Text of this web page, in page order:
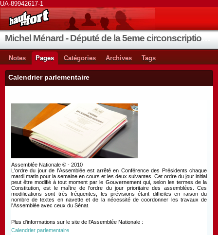
UA-89942617-1
Notes Pages Catégories Archives Tags
Calendrier parlementaire
Assemblée Nationale © - 2010
L'ordre du jour de l'Assemblée est arrêté en Conférence des Présidents chaque
mardi matin pour la semaine en cours et les deux suivantes. Cet ordre du jour initial
peut être modifié à tout moment par le Gouvernement qui, selon les termes de la
Constitution, est le maître de l'ordre du jour prioritaire des assemblées. Ces
modifications sont très fréquentes, les prévisions étant difficiles en raison du
nombre de textes en navette et de la nécessité de coordonner les travaux de
l'Assemblée avec ceux du Sénat.
Plus d'informations sur le site de l'Assemblée Nationale :
Calendrier parlementaire